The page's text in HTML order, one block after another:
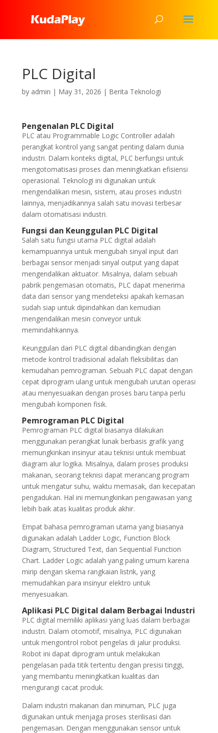
PLC Digital
by admin | May 31, 2026 | Berita Teknologi
Pengenalan PLC Digital
PLC atau Programmable Logic Controller adalah
perangkat kontrol yang sangat penting dalam dunia
industri. Dalam konteks digital, PLC berfungsi untuk
mengotomatisasi proses dan meningkatkan efisiensi
operasional. Teknologi ini digunakan untuk
mengendalikan mesin, sistem, atau proses industri
lainnya, menjadikannya salah satu inovasi terbesar
dalam otomatisasi industri.
Fungsi dan Keunggulan PLC Digital
Salah satu fungsi utama PLC digital adalah
kemampuannya untuk mengubah sinyal input dari
berbagai sensor menjadi sinyal output yang dapat
mengendalikan aktuator. Misalnya, dalam sebuah
pabrik pengemasan otomatis, PLC dapat menerima
data dari sensor yang mendeteksi apakah kemasan
sudah siap untuk dipindahkan dan kemudian
mengendalikan mesin conveyor untuk
memindahkannya.
Keunggulan dari PLC digital dibandingkan dengan
metode kontrol tradisional adalah fleksibilitas dan
kemudahan pemrograman. Sebuah PLC dapat dengan
cepat diprogram ulang untuk mengubah urutan operasi
atau menyesuaikan dengan proses baru tanpa perlu
mengubah komponen fisik.
Pemrograman PLC Digital
Pemrograman PLC digital biasanya dilakukan
menggunakan perangkat lunak berbasis grafik yang
memungkinkan insinyur atau teknisi untuk membuat
diagram alur logika. Misalnya, dalam proses produksi
makanan, seorang teknisi dapat merancang program
untuk mengatur suhu, waktu memasak, dan kecepatan
pengadukan. Hal ini memungkinkan pengawasan yang
lebih baik atas kualitas produk akhir.
Empat bahasa pemrograman utama yang biasanya
digunakan adalah Ladder Logic, Function Block
Diagram, Structured Text, dan Sequential Function
Chart. Ladder Logic adalah yang paling umum karena
mirip dengan skema rangkaian listrik, yang
memudahkan para insinyur elektro untuk
menyesuaikan.
Aplikasi PLC Digital dalam Berbagai Industri
PLC digital memiliki aplikasi yang luas dalam berbagai
industri. Dalam otomotif, misalnya, PLC digunakan
untuk mengontrol robot pengelas di jalur produksi.
Robot ini dapat diprogram untuk melakukan
pengelasan pada titik tertentu dengan presisi tinggi,
yang membantu meningkatkan kualitas dan
mengurangi cacat produk.
Dalam industri makanan dan minuman, PLC juga
digunakan untuk menjaga proses sterilisasi dan
pengemasan. Dengan menggunakan sensor untuk